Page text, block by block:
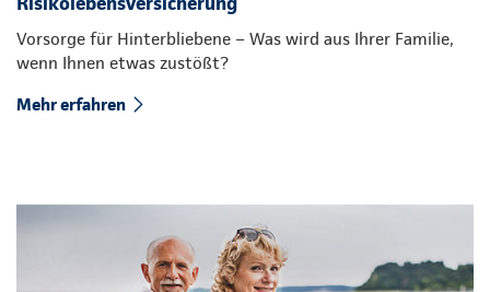
Vorsorge für Hinterbliebene – Was wird aus Ihrer Familie,
wenn Ihnen etwas zustößt?
Mehr erfahren